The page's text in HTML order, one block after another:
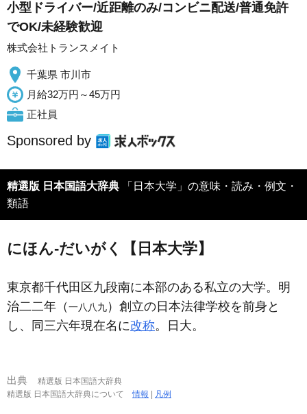
小型ドライバー/近距離のみ/コンビニ配送/普通免許
でOK/未経験歓迎
株式会社トランスメイト
千葉県 市川市
月給32万円～45万円
正社員
Sponsored by
精選版 日本国語大辞典
類語
にほん‐だいがく【日本大学】
東京都千代田区九段南に本部のある私立の大学。明
治二二年（一八八九）創立の日本法律学校を前身と
し、同三六年現在名に改称。日大。
出典
精選版 日本国語大辞典
精選版 日本国語大辞典について情報 凡例